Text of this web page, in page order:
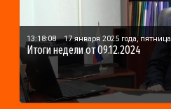
13:18:08 17 января 2025 года, пятница
Итоги недели от 09.12.2024